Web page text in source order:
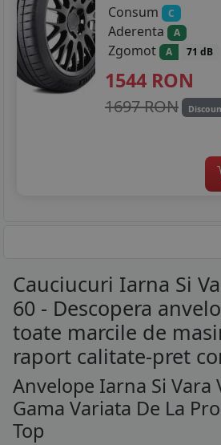
Consum
C
Aderenta A
Zgomot A 71 dB
1544 RON
1697 RON
Cauciucuri Iarna Si
60 - Descopera
toate marcile de
raport calitate-pret
Anvelope Iarna Si Vara
Gama Variata De La
Top